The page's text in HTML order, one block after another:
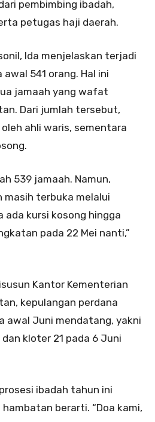
pembimbing ibadah,
petugas haji daerah.
Ida menjelaskan terjadi
541 orang. Hal ini
jamaah yang wafat
Dari jumlah tersebut,
ahli waris, sementara
539 jamaah. Namun,
masih terbuka melalui
ada kursi kosong hingga
pada 22 Mei nanti,”
Kantor Kementerian
kepulangan perdana
awal Juni mendatang, yakni
kloter 21 pada 6 Juni
ibadah tahun ini
berarti. “Doa kami,